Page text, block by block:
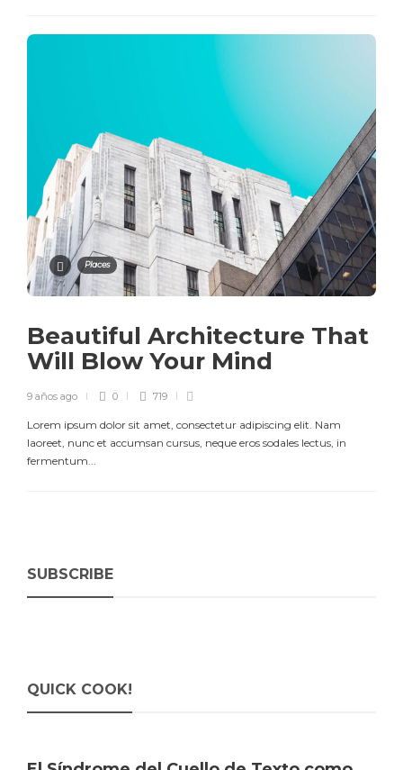
Places
Beautiful Architecture That
Will Blow Your Mind
9 años ago 0 719
Lorem ipsum dolor sit amet, consectetur adipiscing elit. Nam
laoreet, nunc et accumsan cursus, neque eros sodales lectus, in
fermentum...
SUBSCRIBE
QUICK COOK!